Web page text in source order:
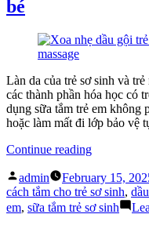
chăm
sóc
cho
làn
da
này
bé
Làn da của trẻ sơ sinh và
các thành phần hóa học có
dụng sữa tắm trẻ em không
hoặc làm mất đi lớp bảo vệ
Continue reading“Cách
lựa
sữa
tắm
Posted
by
admin February 15,
cách tắm cho trẻ sơ sinh,
em, sữa tắm trẻ sơ sinh